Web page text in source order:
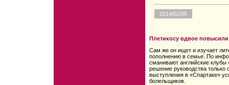
2014/02/05
Плетикосу вдвое повысили
Сам же он ищет и изучает
пополнению в семье. По
сманивают английские клубы
решение руководства только
выступления в «Спартаке»
болельщиков.